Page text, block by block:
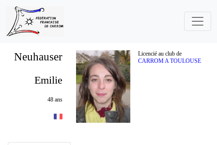
Neuhauser
Licencié au club de
CARROM A TOULOUSE
Emilie
48 ans